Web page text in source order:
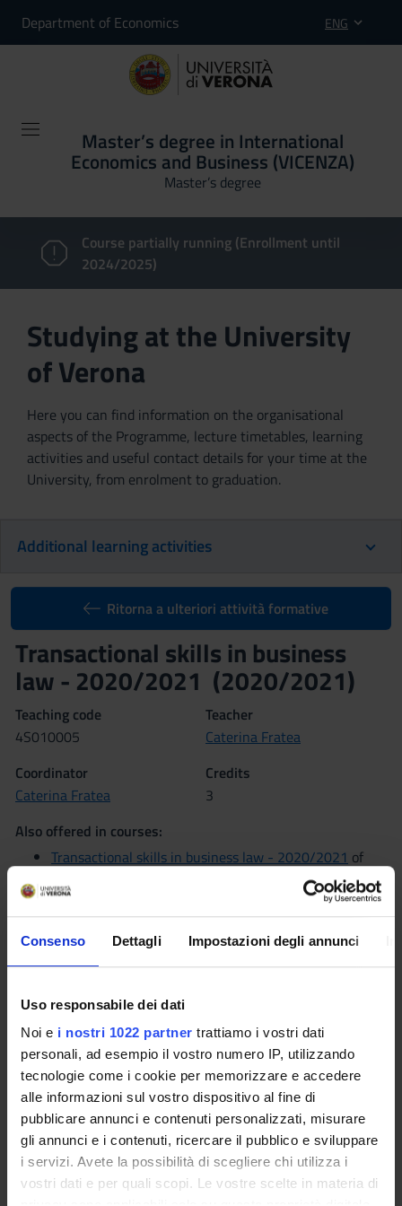
Consenso Dettagli Impostazioni degli annunci
Uso responsabile dei dati
Noi e i nostri 1022 partner trattiamo i vostri dati
personali, ad esempio il vostro numero IP, utilizzando
tecnologie come i cookie per memorizzare e accedere
alle informazioni sul vostro dispositivo al fine di
pubblicare annunci e contenuti personalizzati, misurare
gli annunci e i contenuti, ricercare il pubblico e sviluppare
i servizi. Avete la possibilità di scegliere chi utilizza i
vostri dati e per quali scopi. Le vostre scelte in materia di
Department of Economics ENG
Master’s degree in International
Economics and Business (VICENZA)
Master’s degree
Course partially running (Enrollment until
2024/2025)
Studying at the University
of Verona
Here you can find information on the organisational
aspects of the Programme, lecture timetables, learning
activities and useful contact details for your time at the
University, from enrolment to graduation.
Additional learning activities
Ritorna a ulteriori attività formative
Transactional skills in business
law - 2020/2021 (2020/2021)
Teaching code
4S010005
Teacher
Caterina Fratea
Coordinator
Caterina Fratea
Credits
3
Also offered in courses:
Transactional skills in business law - 2020/2021 of
the course Master's degree in International Economics
and Business Management
Language
Scientific Disciplinary Sector (SSD)
NN - -
Period
secondo semestre (lauree magistrali) dal Mar 1, 2021 al Jun
1, 2021.
Lessons timetable Moodle